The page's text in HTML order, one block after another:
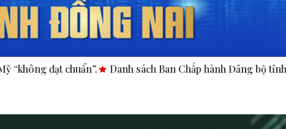
Danh sách Ban Chấp hành Đảng bộ tỉnh Đồng Nai nhiệm kỳ